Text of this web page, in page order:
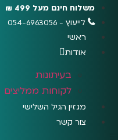
לתוכן
משלוח חינם מעל 499 ₪
לייעוץ - 054-6963056
ראשי
אודות
בעיתונות
לקוחות ממליצים
מגזין הגיל השלישי
צור קשר